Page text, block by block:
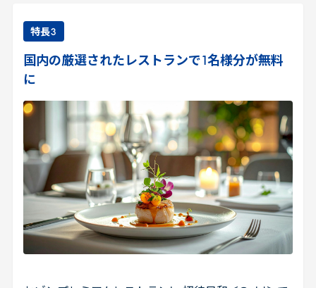
特長3
国内の厳選されたレストランで 名様分が無料
に